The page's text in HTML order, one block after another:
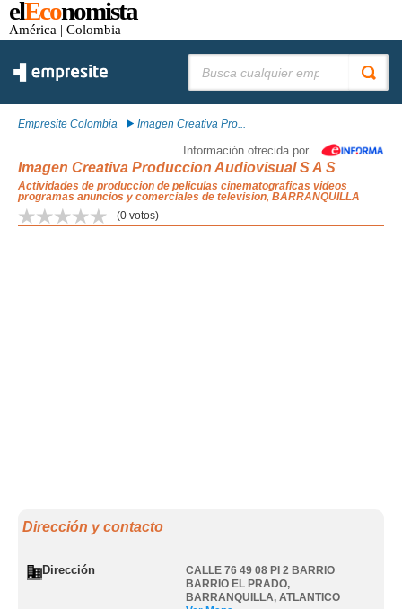
elEconomista
América | Colombia
Empresite Colombia Imagen Creativa Pro...
Información ofrecida por
Imagen Creativa Produccion Audiovisual S A S
Actividades de produccion de peliculas cinematograficas videos
programas anuncios y comerciales de television, BARRANQUILLA
(0 votos)
Dirección y contacto
Dirección
CALLE 76 49 08 PI 2 BARRIO
BARRIO EL PRADO,
BARRANQUILLA, ATLANTICO